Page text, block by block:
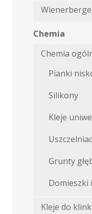
Chemia
Chemia
Pianki
Silikony
Kleje
Grunty
Kleje do